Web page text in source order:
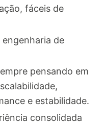
fáceis de
de
pensando em
e estabilidade.
consolidada